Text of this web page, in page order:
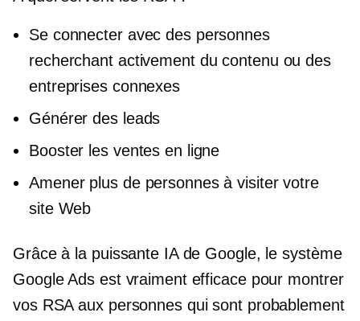
Se connecter avec des personnes
recherchant activement du contenu ou des
entreprises connexes
Générer des leads
Booster les ventes en ligne
Amener plus de personnes à visiter votre
site Web
Grâce à la puissante IA de Google, le système
Google Ads est vraiment efficace pour montrer
vos RSA aux personnes qui sont probablement